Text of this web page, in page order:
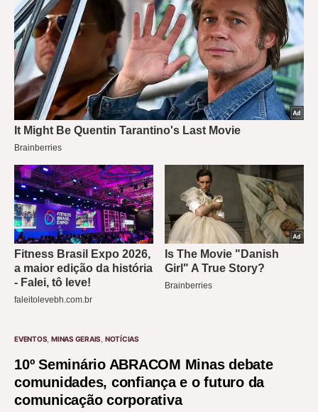
EVENTOS MINAS GERAIS NOTÍCIAS
10º Seminário ABRACOM Minas debate
comunidades, confiança e o futuro da
comunicação corporativa